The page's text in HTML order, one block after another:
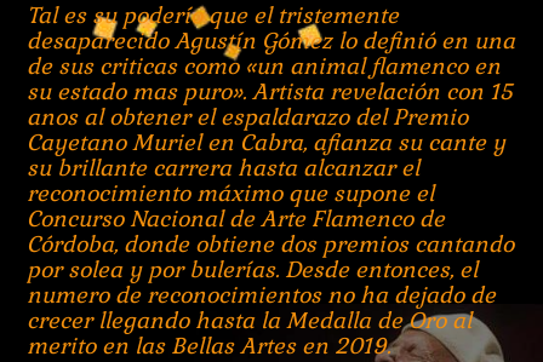
Tal es su poderío que el tristemente
desaparecido Agustín Gómez lo definió en una
de sus criticas como «un animal flamenco en
su estado mas puro». Artista revelación con 15
anos al obtener el espaldarazo del Premio
Cayetano Muriel en Cabra, afianza su cante y
su brillante carrera hasta alcanzar el
reconocimiento máximo que supone el
Concurso Nacional de Arte Flamenco de
Córdoba, donde obtiene dos premios cantando
por solea y por bulerías. Desde entonces, el
numero de reconocimientos no ha dejado de
crecer llegando hasta la Medalla de Oro al
merito en las Bellas Artes en 2019.